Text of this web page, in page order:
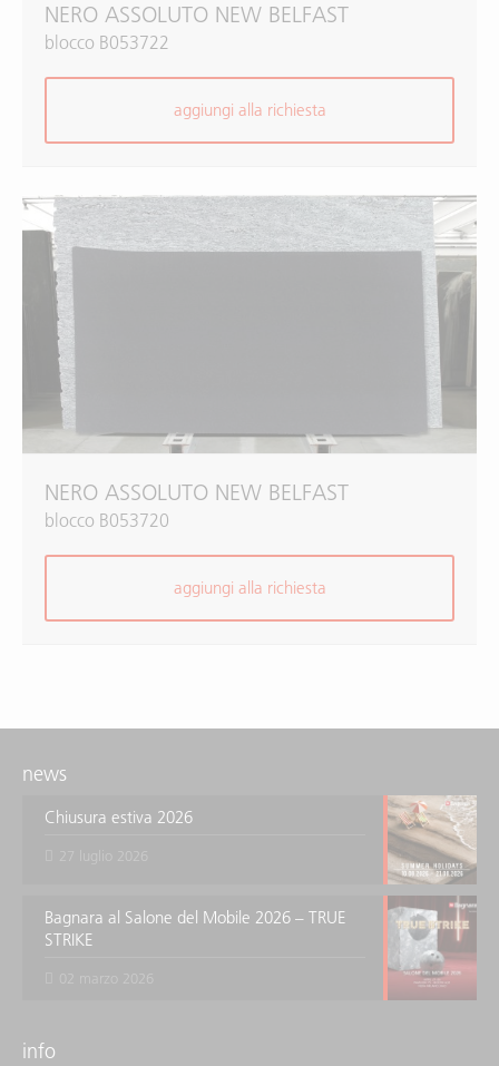
NERO ASSOLUTO NEW BELFAST
blocco B053722
aggiungi alla richiesta
NERO ASSOLUTO NEW BELFAST
blocco B053720
aggiungi alla richiesta
news
Chiusura estiva 2026
Bagnara al Salone del Mobile 2026 – TRUE
STRIKE
info